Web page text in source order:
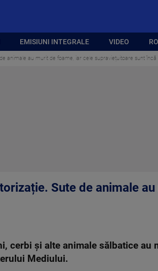
EMISIUNI INTEGRALE VIDEO
de animale au murit de foame, iar cele supraviețuitoare sunt
Sute de animale
cerbi și alte animale sălbatice au
Mediului.